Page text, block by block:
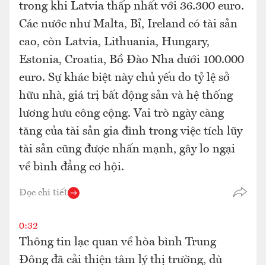
trong khi Latvia thấp nhất với 36.300 euro.
Các nước như Malta, Bỉ, Ireland có tài sản
cao, còn Latvia, Lithuania, Hungary,
Estonia, Croatia, Bồ Đào Nha dưới 100.000
euro. Sự khác biệt này chủ yếu do tỷ lệ sở
hữu nhà, giá trị bất động sản và hệ thống
lương hưu công cộng. Vai trò ngày càng
tăng của tài sản gia đình trong việc tích lũy
tài sản cũng được nhấn mạnh, gây lo ngại
về bình đẳng cơ hội.
Đọc chi tiết
0:32
Thông tin lạc quan về hòa bình Trung
Đông đã cải thiện tâm lý thị trường, dù